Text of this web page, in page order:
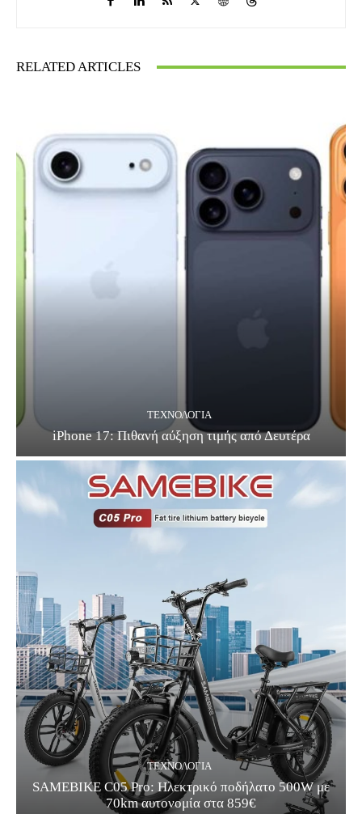
RELATED ARTICLES
ΤΕΧΝΟΛΟΓΊΑ
iPhone 17: Πιθανή αύξηση τιμής από Δευτέρα
ΤΕΧΝΟΛΟΓΊΑ
SAMEBIKE C05 Pro: Ηλεκτρικό ποδήλατο 500W με
70km αυτονομία στα 859€